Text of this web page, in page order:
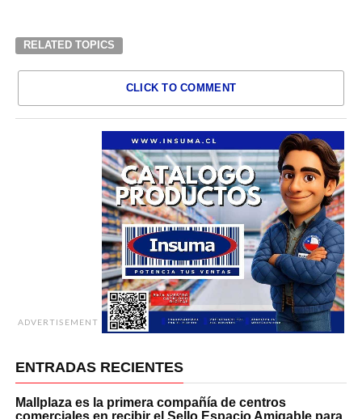
RELATED TOPICS
CLICK TO COMMENT
ADVERTISEMENT
ENTRADAS RECIENTES
Mallplaza es la primera compañía de centros
comerciales en recibir el Sello Espacio Amigable para